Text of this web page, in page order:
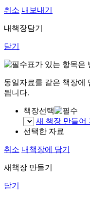
취소 내보내기
내책장담기
닫기
표가 있는 항목은
동일자료를 같은 책장에
됩니다.
책장선택
새 책장 만들어
선택한 자료
취소 내책장에 담기
새책장 만들기
닫기